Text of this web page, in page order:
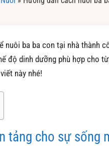
nuôi ba ba con tại nhà thành
độ dinh dưỡng phù hợp cho
này nhé!
tảng cho sự sống